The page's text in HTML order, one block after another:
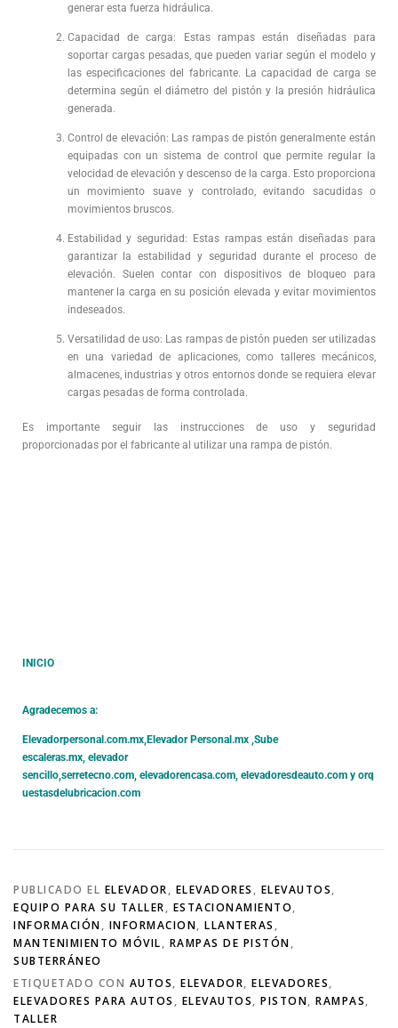
generar esta fuerza hidráulica.
Capacidad de carga: Estas rampas están diseñadas para
soportar cargas pesadas, que pueden variar según el modelo y
las especificaciones del fabricante. La capacidad de carga se
determina según el diámetro del pistón y la presión hidráulica
generada.
Control de elevación: Las rampas de pistón generalmente están
equipadas con un sistema de control que permite regular la
velocidad de elevación y descenso de la carga. Esto proporciona
un movimiento suave y controlado, evitando sacudidas o
movimientos bruscos.
Estabilidad y seguridad: Estas rampas están diseñadas para
garantizar la estabilidad y seguridad durante el proceso de
elevación. Suelen contar con dispositivos de bloqueo para
mantener la carga en su posición elevada y evitar movimientos
indeseados.
Versatilidad de uso: Las rampas de pistón pueden ser utilizadas
en una variedad de aplicaciones, como talleres mecánicos,
almacenes, industrias y otros entornos donde se requiera elevar
cargas pesadas de forma controlada.
Es importante seguir las instrucciones de uso y seguridad
proporcionadas por el fabricante al utilizar una rampa de pistón.
INICIO
Agradecemos a:
Elevadorpersonal.com.mx,Elevador Personal.mx ,Sube
escaleras.mx, elevador
sencillo,serretecno.com, elevadorencasa.com, elevadoresdeauto.com y orq
uestasdelubricacion.com
PUBLICADO EL ELEVADOR, ELEVADORES , ELEVAUTOS,
EQUIPO PARA SU TALLER, ESTACIONAMIENTO,
INFORMACIÓN, INFORMACION, LLANTERAS ,
MANTENIMIENTO MÓVIL, RAMPAS DE PISTÓN,
SUBTERRÁNEO
ETIQUETADO CON AUTOS, ELEVADOR, ELEVADORES,
ELEVADORES PARA AUTOS , ELEVAUTOS, PISTON, RAMPAS,
TALLER